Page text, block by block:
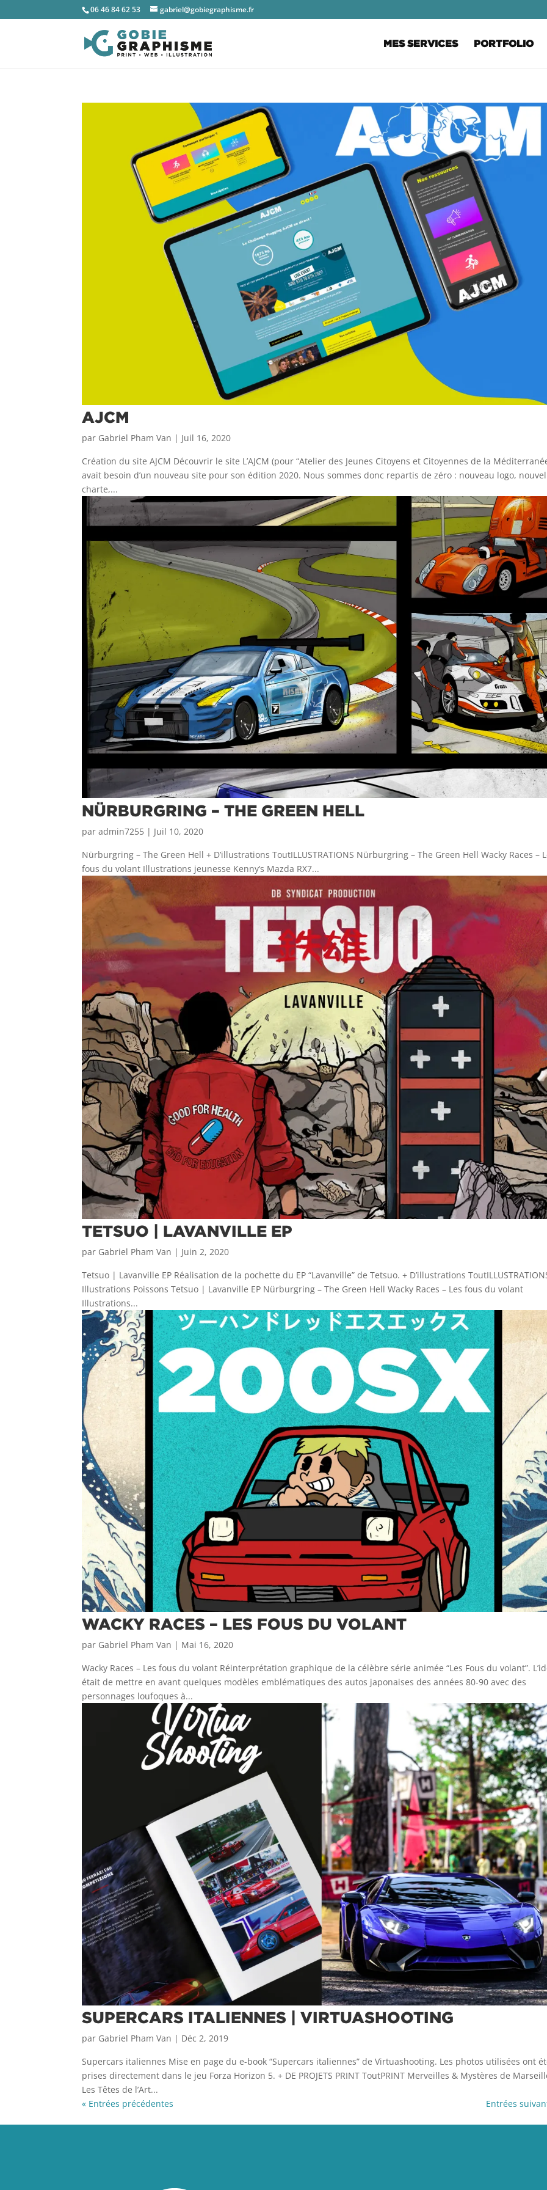
06 46 84 62 53 gabriel@gobiegraphisme.fr
MES SERVICES PORTFOLIO
AJCM
par Gabriel Pham Van | Juil 16, 2020
Création du site AJCM Découvrir le site L’AJCM (pour “Atelier des Jeunes Citoyens et Citoyennes de la
avait besoin d’un nouveau site pour son édition 2020. Nous sommes donc repartis de zéro : nouveau logo,
charte,...
NÜRBURGRING – THE GREEN HELL
paradmin7255 | Juil 10, 2020
Nürburgring – The Green Hell + D’illustrations ToutILLUSTRATIONS Nürburgring – The Green Hell Wacky Races –
fous du volant Illustrations jeunesse Kenny’s Mazda RX7...
TETSUO | LAVANVILLE EP
par Gabriel Pham Van | Juin 2, 2020
Tetsuo | Lavanville EP Réalisation de la pochette du EP “Lavanville” de Tetsuo. + D’illustrations
Illustrations Poissons Tetsuo | Lavanville EP Nürburgring – The Green Hell Wacky Races – Les fous du volant
Illustrations...
WACKY RACES – LES FOUS DU VOLANT
par Gabriel Pham Van | Mai 16, 2020
Wacky Races – Les fous du volant Réinterprétation graphique de la célèbre série animée “Les Fous du volant”.
était de mettre en avant quelques modèles emblématiques des autos japonaises des années 80-90 avec des
personnages loufoques à...
SUPERCARS ITALIENNES | VIRTUASHOOTING
par Gabriel Pham Van | Déc 2, 2019
Supercars italiennes Mise en page du e-book “Supercars italiennes” de Virtuashooting. Les photos utilisées ont
prises directement dans le jeu Forza Horizon 5. + DE PROJETS PRINT ToutPRINT Merveilles & Mystères de
Les Têtes de l’Art...
« Entrées précédentes
Entrées